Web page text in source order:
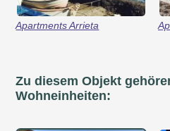
Apartments Arrieta
Zu diesem Objekt
Wohneinheiten: